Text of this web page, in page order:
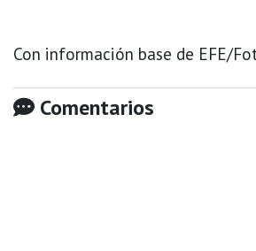
Con información base de EFE/
Comentarios